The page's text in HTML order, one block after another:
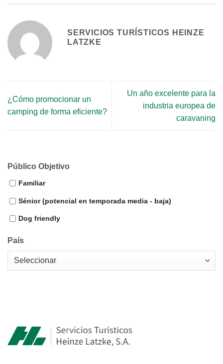
SERVICIOS TURÍSTICOS HEINZE
LATZKE
¿Cómo promocionar un
camping de forma eficiente?
Un año excelente para la
industria europea de
caravaning
Público Objetivo
Familiar
Sénior (potencial en temporada media - baja)
Dog friendly
País